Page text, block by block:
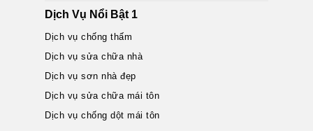
Dịch Vụ Nổi Bật 1
Dịch vụ chống thấm
Dịch vụ sửa chữa nhà
Dịch vụ sơn nhà đẹp
Dịch vụ sửa chữa mái tôn
Dịch vụ chống dột mái tôn